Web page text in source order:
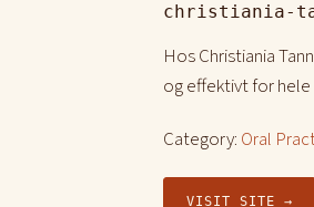
christiania-
Hos Christiania
og effektivt for hele
Category: Oral
VISIT SITE →